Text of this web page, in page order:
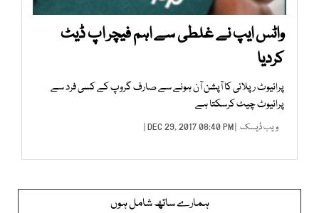
واٹس ایپ نے غلطی سے اہم فیچر اپ ڈیٹ
کردیا
پرائیوٹ رپلائی کا آپشن آن ہونے سے صارف گروپ کے کسی فرد سے
پرائیوٹ چیٹ کرسکتا ہے
ویب ڈیسک | DEC 29, 2017 08:40 PM |
ہمارے ساتھ شامل ہوں